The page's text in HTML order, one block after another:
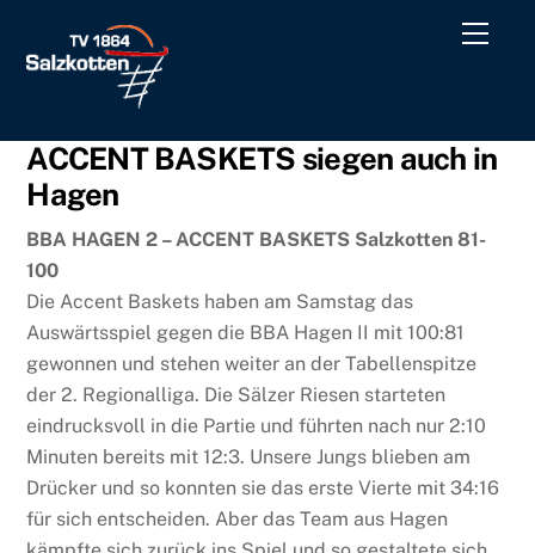
content
Menu
ACCENT BASKETS siegen auch in
Hagen
BBA HAGEN 2 – ACCENT BASKETS Salzkotten 81-
100
Die Accent Baskets haben am Samstag das
Auswärtsspiel gegen die BBA Hagen II mit 100:81
gewonnen und stehen weiter an der Tabellenspitze
der 2. Regionalliga. Die Sälzer Riesen starteten
eindrucksvoll in die Partie und führten nach nur 2:10
Minuten bereits mit 12:3. Unsere Jungs blieben am
Drücker und so konnten sie das erste Vierte mit 34:16
für sich entscheiden. Aber das Team aus Hagen